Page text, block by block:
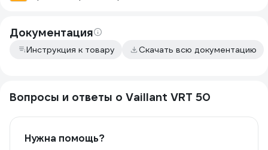
Документация
Инструкция к товару Скачать всю документацию
Вопросы и ответы о Vaillant VRT 50
Нужна помощь?